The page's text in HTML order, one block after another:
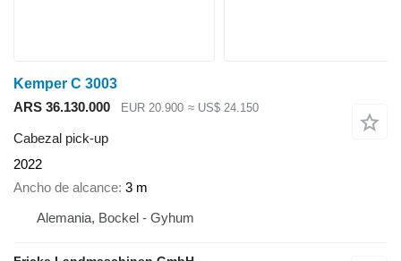
Kemper C 3003
ARS 36.130.000
EUR 20.900 ≈ US$ 24.150
Cabezal pick-up
2022
Ancho de alcance 3 m
Alemania, Bockel - Gyhum